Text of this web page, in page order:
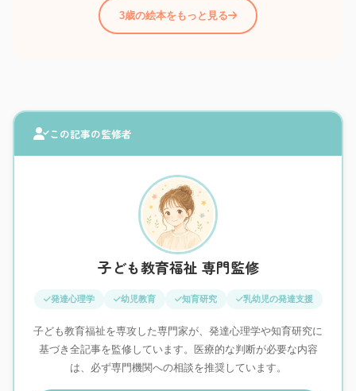
3歳の絵本をもっと見る
この記事の監修者
子ども教育福祉 専門監修
発達心理学 幼児教育 知育研究 乳幼児の発達支援
子ども教育福祉を専攻した専門家が、発達心理学や知育研究に
基づき全記事を監修しています。医療的な判断が必要な内容
は、必ず専門機関への相談を推奨しています。